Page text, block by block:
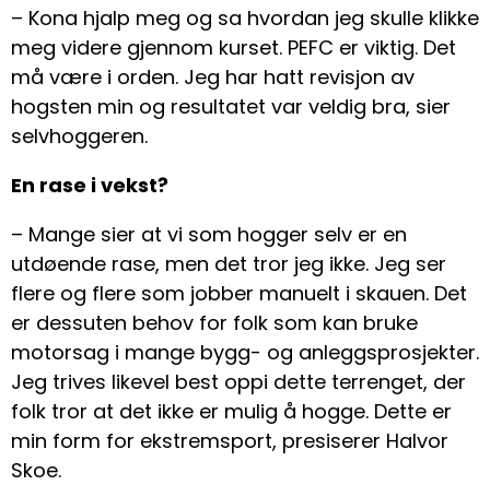
– Kona hjalp meg og sa hvordan jeg skulle klikke
meg videre gjennom kurset. PEFC er viktig. Det
må være i orden. Jeg har hatt revisjon av
hogsten min og resultatet var veldig bra, sier
selvhoggeren.
En rase i vekst?
– Mange sier at vi som hogger selv er en
utdøende rase, men det tror jeg ikke. Jeg ser
flere og flere som jobber manuelt i skauen. Det
er dessuten behov for folk som kan bruke
motorsag i mange bygg- og anleggsprosjekter.
Jeg trives likevel best oppi dette terrenget, der
folk tror at det ikke er mulig å hogge. Dette er
min form for ekstremsport, presiserer Halvor
Skoe.